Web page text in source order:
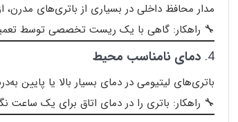
مدار محافظ داخلی در بسیاری از باتری‌های
🔧 راهکار: گاهی با یک ریست تخصصی توسط
4. دمای نامناسب محیط
باتری‌های لیتیومی در دمای بسیار بالا یا پایین
🔧 راهکار: باتری را در دمای اتاق برای یک